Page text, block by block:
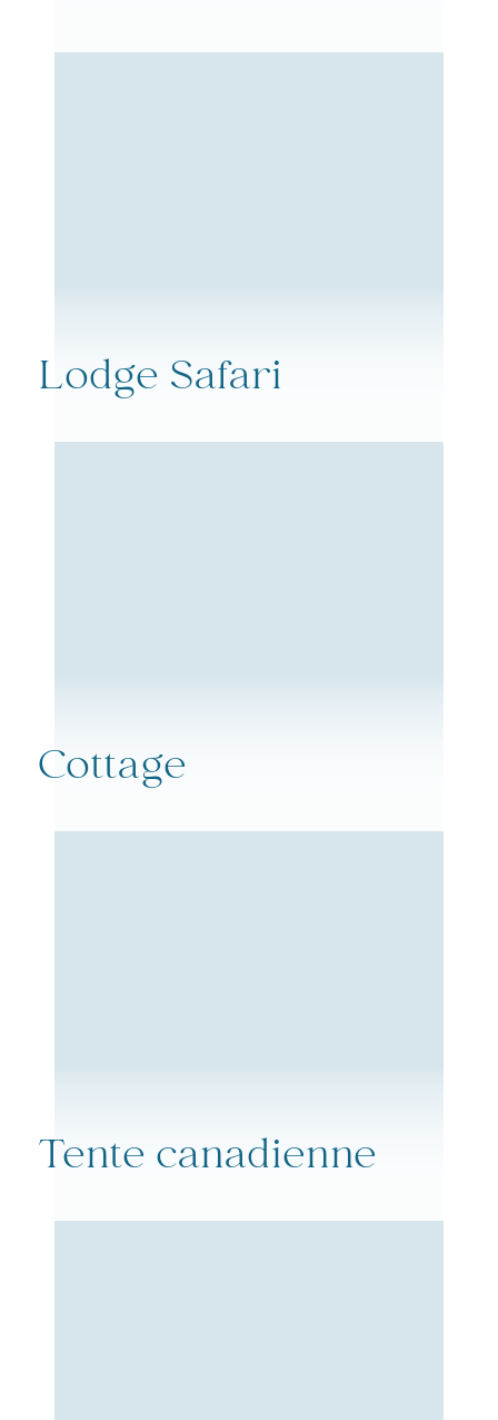
Lodge Safari
Cottage
Tente canadienne